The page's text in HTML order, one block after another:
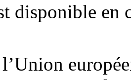
disponible en